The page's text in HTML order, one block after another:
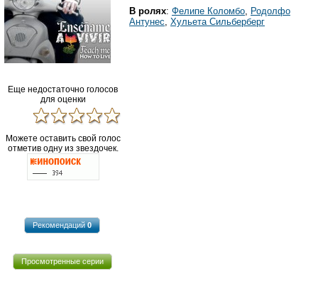
Еще недостаточно голосов
для оценки
Можете оставить свой голос
отметив одну из звездочек.
Рекомендаций0
Просмотренные серии
В ролях: Фелипе Коломбо Родолфо
Антунес Хульета Сильберберг